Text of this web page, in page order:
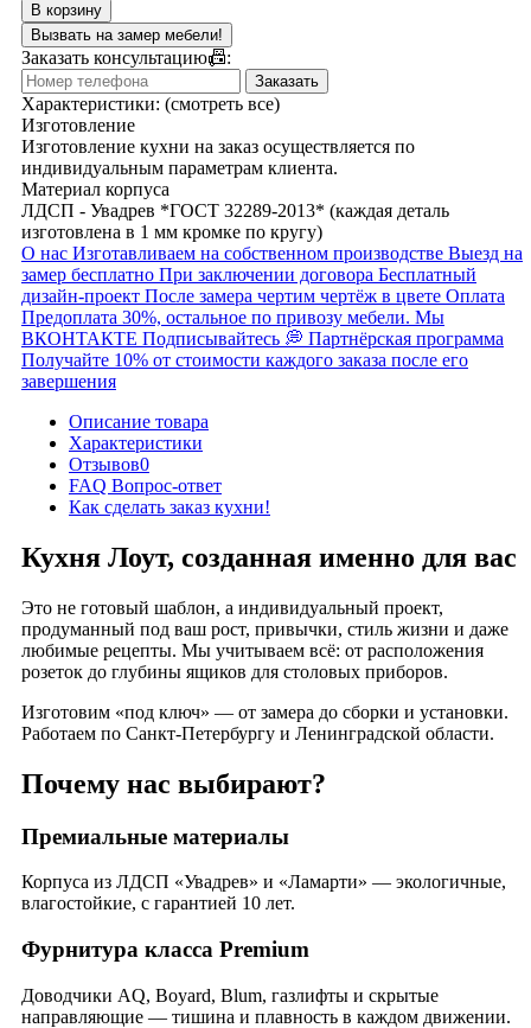
В корзину
Вызвать на замер мебели!
Заказать консультацию📠:
Заказать
Характеристики: (смотреть все)
Изготовление
Изготовление кухни на заказ осуществляется по
индивидуальным параметрам клиента.
Материал корпуса
ЛДСП - Увадрев *ГОСТ 32289-2013* (каждая деталь
изготовлена в 1 мм кромке по кругу)
О нас Изготавливаем на собственном производстве Выезд на
замер бесплатно При заключении договора Бесплатный
дизайн-проект После замера чертим чертёж в цвете Оплата
Предоплата 30%, остальное по привозу мебели. Мы
ВКОНТАКТЕ Подписывайтесь 💭 Партнёрская программа
Получайте 10% от стоимости каждого заказа после его
завершения
Описание товара
Характеристики
Отзывов0
FAQ Вопрос-ответ
Как сделать заказ кухни!
Кухня Лоут, созданная именно для вас
Это не готовый шаблон, а индивидуальный проект,
продуманный под ваш рост, привычки, стиль жизни и даже
любимые рецепты. Мы учитываем всё: от расположения
розеток до глубины ящиков для столовых приборов.
Изготовим «под ключ» — от замера до сборки и установки.
Работаем по Санкт-Петербургу и Ленинградской области.
Почему нас выбирают?
Премиальные материалы
Корпуса из ЛДСП «Увадрев» и «Ламарти» — экологичные,
влагостойкие, с гарантией 10 лет.
Фурнитура класса Premium
Доводчики AQ, Boyard, Blum, газлифты и скрытые
направляющие — тишина и плавность в каждом движении.